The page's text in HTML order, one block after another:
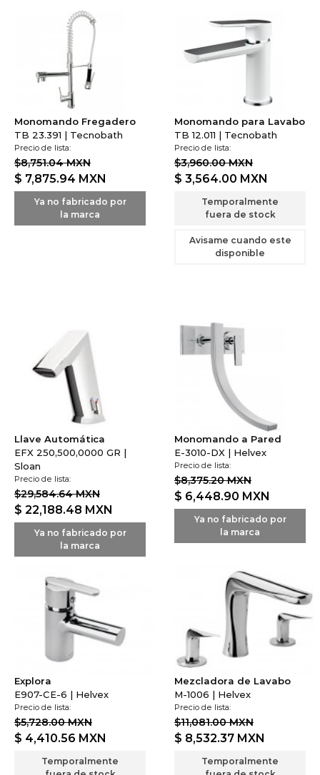
Monomando Fregadero
TB 23.391 | Tecnobath
Precio de lista:
$8,751.04 MXN
$ 7,875.94 MXN
Ya no fabricado por
la marca
Monomando para Lavabo
TB 12.011 | Tecnobath
Precio de lista:
$3,960.00 MXN
$ 3,564.00 MXN
Temporalmente
fuera de stock
Avisame cuando este
disponible
Llave Automática
EFX 250,500,0000 GR |
Sloan
Precio de lista:
$29,584.64 MXN
$ 22,188.48 MXN
Ya no fabricado por
la marca
Monomando a Pared
E-3010-DX | Helvex
Precio de lista:
$8,375.20 MXN
$ 6,448.90 MXN
Ya no fabricado por
la marca
Explora
E907-CE-6 | Helvex
Precio de lista:
$5,728.00 MXN
$ 4,410.56 MXN
Temporalmente
Mezcladora de Lavabo
M-1006 | Helvex
Precio de lista:
$11,081.00 MXN
$ 8,532.37 MXN
Temporalmente